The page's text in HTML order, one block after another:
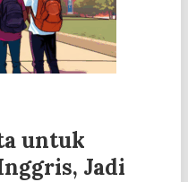
untuk
Jadi